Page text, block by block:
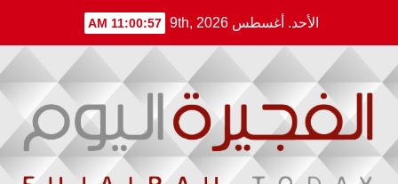
content
الأحد. أغسطس 9th, 2026 11:00:57 AM